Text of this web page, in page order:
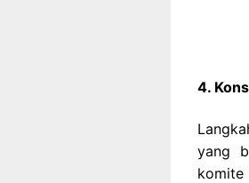
4.
yang
komite